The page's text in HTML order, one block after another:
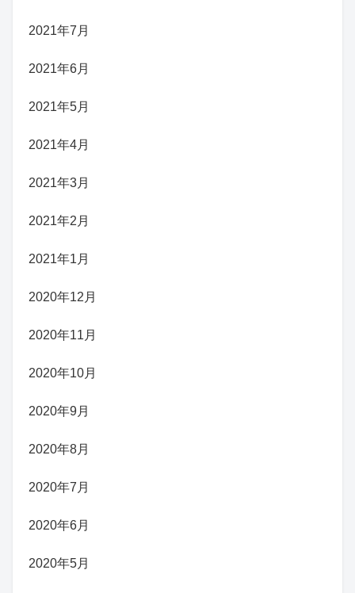
2021年7月
2021年6月
2021年5月
2021年4月
2021年3月
2021年2月
2021年1月
2020年12月
2020年11月
2020年10月
2020年9月
2020年8月
2020年7月
2020年6月
2020年5月